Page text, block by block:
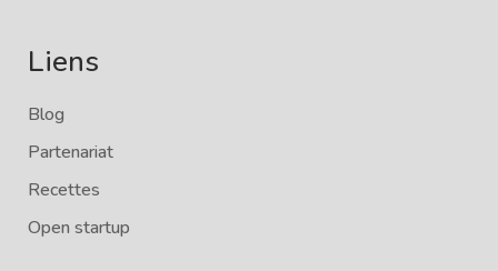
Liens
Blog
Partenariat
Recettes
Open startup